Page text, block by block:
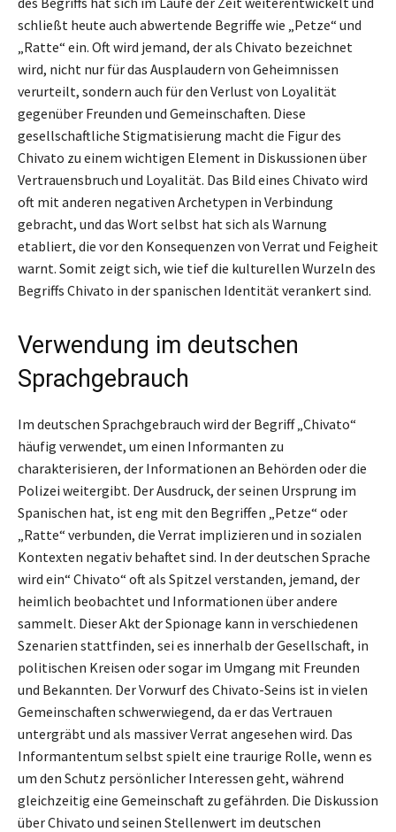
schließt heute auch abwertende Begriffe wie „Petze“ und
„Ratte“ ein. Oft wird jemand, der als Chivato bezeichnet
wird, nicht nur für das Ausplaudern von Geheimnissen
verurteilt, sondern auch für den Verlust von Loyalität
gegenüber Freunden und Gemeinschaften. Diese
gesellschaftliche Stigmatisierung macht die Figur des
Chivato zu einem wichtigen Element in Diskussionen über
Vertrauensbruch und Loyalität. Das Bild eines Chivato wird
oft mit anderen negativen Archetypen in Verbindung
gebracht, und das Wort selbst hat sich als Warnung
etabliert, die vor den Konsequenzen von Verrat und Feigheit
warnt. Somit zeigt sich, wie tief die kulturellen Wurzeln des
Begriffs Chivato in der spanischen Identität verankert sind.
Verwendung im deutschen
Sprachgebrauch
Im deutschen Sprachgebrauch wird der Begriff „Chivato“
häufig verwendet, um einen Informanten zu
charakterisieren, der Informationen an Behörden oder die
Polizei weitergibt. Der Ausdruck, der seinen Ursprung im
Spanischen hat, ist eng mit den Begriffen „Petze“ oder
„Ratte“ verbunden, die Verrat implizieren und in sozialen
Kontexten negativ behaftet sind. In der deutschen Sprache
wird ein“ Chivato“ oft als Spitzel verstanden, jemand, der
heimlich beobachtet und Informationen über andere
sammelt. Dieser Akt der Spionage kann in verschiedenen
Szenarien stattfinden, sei es innerhalb der Gesellschaft, in
politischen Kreisen oder sogar im Umgang mit Freunden
und Bekannten. Der Vorwurf des Chivato-Seins ist in vielen
Gemeinschaften schwerwiegend, da er das Vertrauen
untergräbt und als massiver Verrat angesehen wird. Das
Informantentum selbst spielt eine traurige Rolle, wenn es
um den Schutz persönlicher Interessen geht, während
gleichzeitig eine Gemeinschaft zu gefährden. Die Diskussion
über Chivato und seinen Stellenwert im deutschen